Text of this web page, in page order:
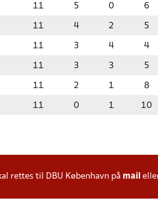
11 5 0 6
11 4 2 5
11 3 4 4
11 3 3 5
11 2 1 8
11 0 1 10
rettes til DBU København på mail